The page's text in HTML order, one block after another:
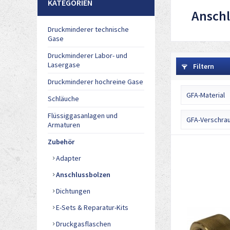
KATEGORIEN
Druckminderer technische
Gase
Druckminderer Labor- und
Lasergase
Druckminderer hochreine Gase
Schläuche
Flüssiggasanlagen und
Armaturen
Zubehör
Adapter
Anschlussbolzen
Dichtungen
E-Sets & Reparatur-Kits
Druckgasflaschen
Filtern
GFA-Material
Edelstahl
GFA-